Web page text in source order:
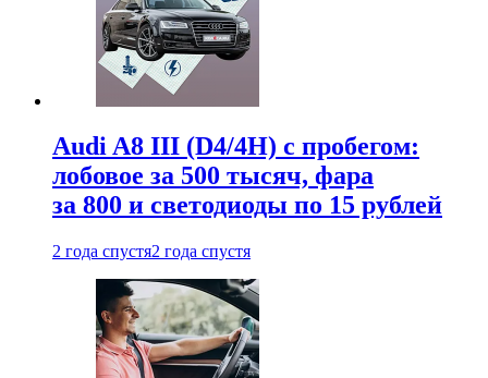
Audi A8 III (D4/4H) c пробегом:
лобовое за 500 тысяч, фара
за 800 и светодиоды по 15 рублей
2 года спустя2 года спустя